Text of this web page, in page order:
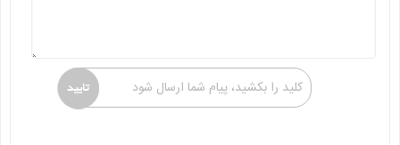
کلید را بکشید، پیام شما ارسال شود